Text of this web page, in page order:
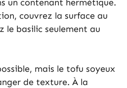
un contenant hermétique.
couvrez la surface au
le basilic seulement au
mais le tofu soyeux
de texture. À la